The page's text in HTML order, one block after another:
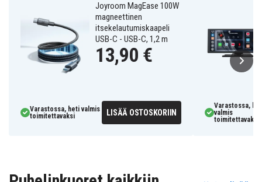
Joyroom MagEase 100W
magneettinen
itsekelautumiskaapeli
USB-C - USB-C, 1,2 m
13,90 €
Varastossa, heti valmis
toimitettavaksi
LISÄÄ OSTOSKORIIN
Varastossa,
valmis
toimitettavaksi